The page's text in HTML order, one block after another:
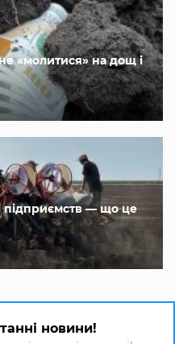
«молитися» на дощ і
підприємств — що це
новини!